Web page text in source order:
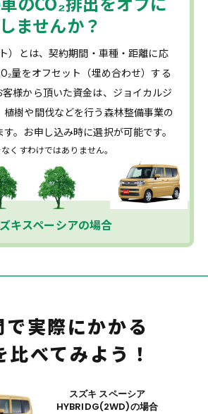
しませんか？
）とは、契約期間・車種・距離に応
量をオフセット（埋め合わせ）する
客様から頂いた資金は、ジョイカルジ
植樹や間伐などを行う森林整備事業の
。お申し込み時に選択が可能です。
くすわけではありません。
キスペーシアの場合
実際にかかる
比べてみよう！
スズキ スペーシア
HYBRIDG(2WD)の場合